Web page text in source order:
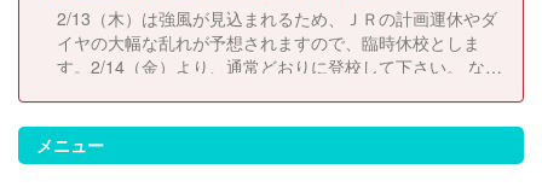
2/13（木）は強風が見込まれるため、ＪＲの計画運休やダ
イヤの大幅な乱れが予想されますので、臨時休校としま
す。2/14（金）より、通常どおりに登校して下さい。 な
2/18（火）考査４日目
メニュー